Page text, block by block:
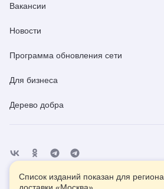
Вакансии
Новости
Программа обновления сети
Для бизнеса
Дерево добра
Помощь Контакты
Список изданий показан для региона